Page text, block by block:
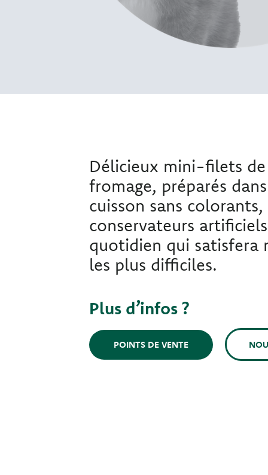
Délicieux mini-filets
fromage, préparés
cuisson sans
conservateurs
quotidien qui satisfera
les plus difficiles.
Plus d’infos ?
POINTS DE VENTE